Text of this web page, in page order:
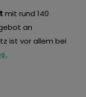
mit rund 140
an
ist vor allem bei